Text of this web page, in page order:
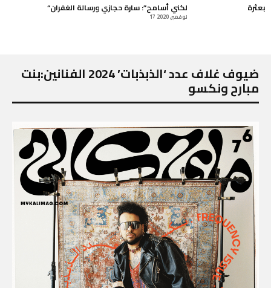
“لكني أسامح”: سارة حجازي ورسالة الغفران
17 نوفمبر, 2020
ضيوف غلاف عدد ‘الذبذبات’ 2024 الفنانين:بنت
مبارح ونكسو